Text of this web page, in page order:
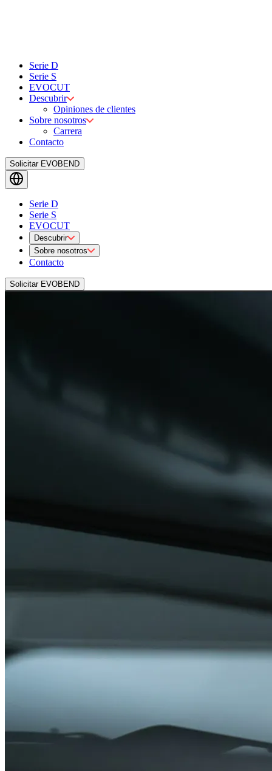
Serie D
Serie S
EVOCUT
Descubrir
Opiniones de clientes
Sobre nosotros
Carrera
Contacto
Solicitar EVOBEND
Serie D
Serie S
EVOCUT
Descubrir
Sobre nosotros
Contacto
Solicitar EVOBEND